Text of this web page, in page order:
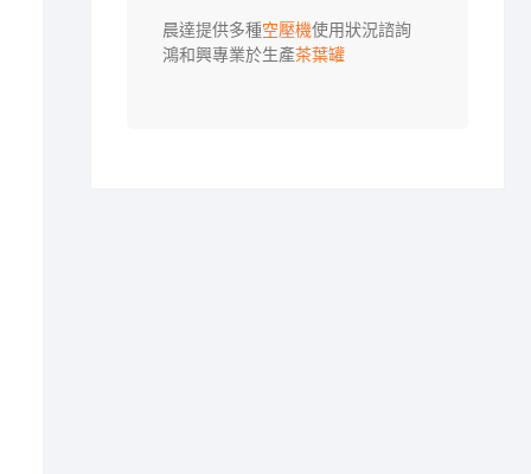
晨達提供多種空壓機使用狀況諮詢
鴻和興專業於生產茶葉罐